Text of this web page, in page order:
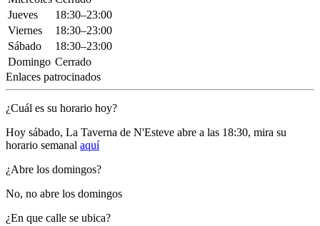
Jueves
18:30–23:00
Viernes
18:30–23:00
Sábado
18:30–23:00
Domingo Cerrado
Enlaces patrocinados
¿Cuál es su horario hoy?
Hoy sábado, La Taverna de N'Esteve abre a las 18:30, mira su
horario semanal aquí
¿Abre los domingos?
No, no abre los domingos
¿En que calle se ubica?